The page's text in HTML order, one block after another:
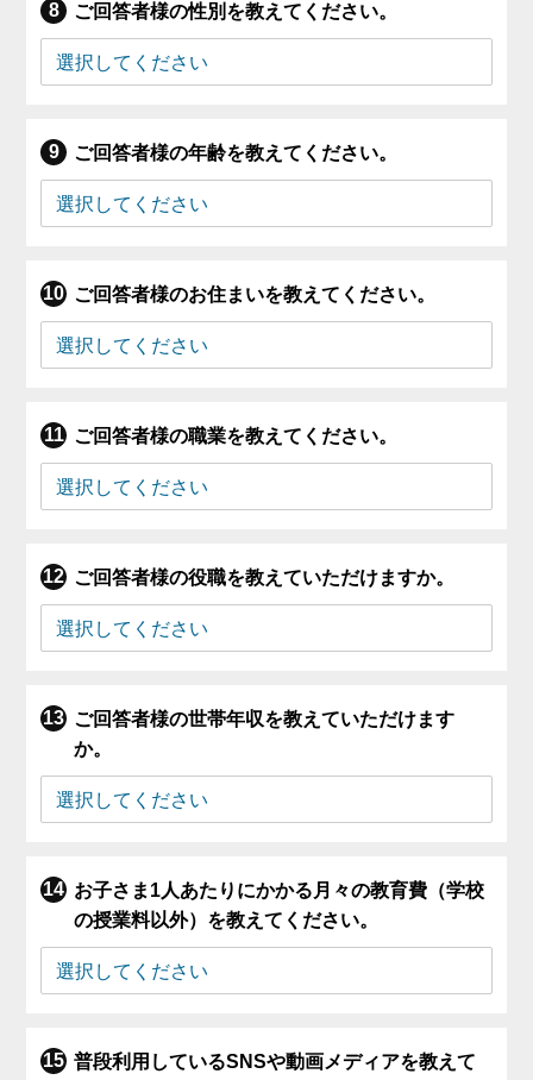
ご回答者様の性別を教えてください。
ご回答者様の年齢を教えてください。
ご回答者様のお住まいを教えてください。
ご回答者様の職業を教えてください。
ご回答者様の役職を教えていただけますか。
ご回答者様の世帯年収を教えていただけます
か。
お子さま1人あたりにかかる月々の教育費（学校
の授業料以外）を教えてください。
普段利用しているSNSや動画メディアを教えて